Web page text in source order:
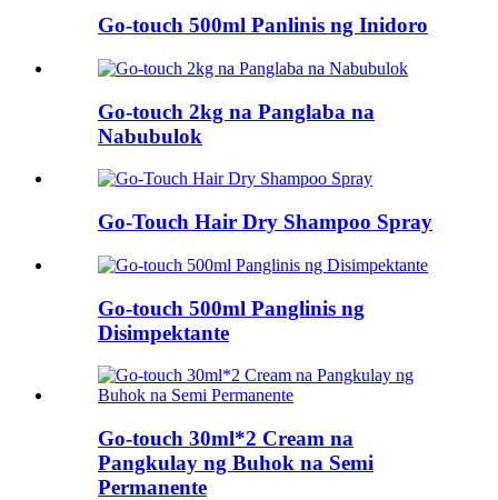
Go-touch 500ml Panlinis ng Inidoro
Go-touch 2kg na Panglaba na
Nabubulok
Go-Touch Hair Dry Shampoo Spray
Go-touch 500ml Panglinis ng
Disimpektante
Go-touch 30ml*2 Cream na
Pangkulay ng Buhok na Semi
Permanente